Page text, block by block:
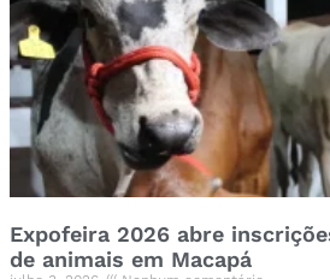
Expofeira 2026 abre
de animais em Macapá